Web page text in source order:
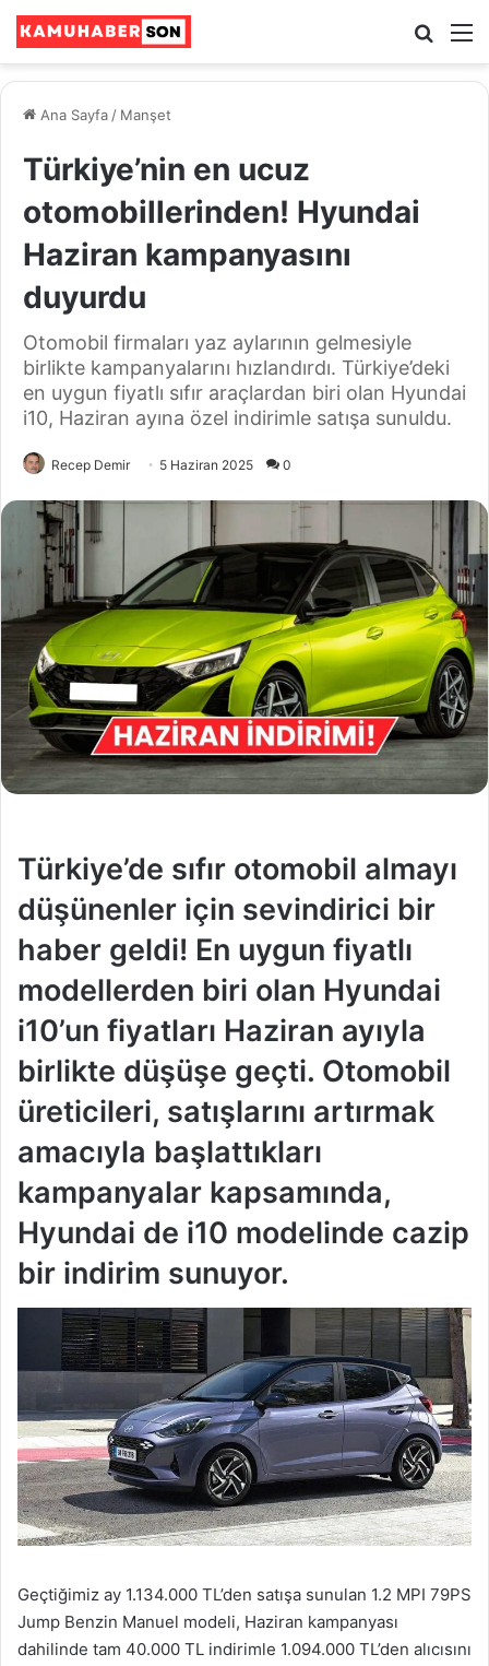
Ara
Ana Sayfa / Manşet
Türkiye’nin en ucuz
otomobillerinden! Hyundai
Haziran kampanyasını
duyurdu
Otomobil firmaları yaz aylarının gelmesiyle
birlikte kampanyalarını hızlandırdı. Türkiye’deki
en uygun fiyatlı sıfır araçlardan biri olan Hyundai
i10, Haziran ayına özel indirimle satışa sunuldu.
Recep Demir 5 Haziran 2025 0
Türkiye’de sıfır otomobil almayı
düşünenler için sevindirici bir
haber geldi! En uygun fiyatlı
modellerden biri olan Hyundai
i10’un fiyatları Haziran ayıyla
birlikte düşüşe geçti. Otomobil
üreticileri, satışlarını artırmak
amacıyla başlattıkları
kampanyalar kapsamında,
Hyundai de i10 modelinde cazip
bir indirim sunuyor.
Geçtiğimiz ay 1.134.000 TL’den satışa sunulan 1.2 MPI 79PS
Jump Benzin Manuel modeli, Haziran kampanyası
dahilinde tam 40.000 TL indirimle 1.094.000 TL’den alıcısını